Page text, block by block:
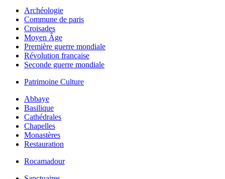
Archéologie
Commune de paris
Croisades
Moyen Âge
Première guerre mondiale
Révolution française
Seconde guerre mondiale
Patrimoine Culture
Abbaye
Basilique
Cathédrales
Chapelles
Monastères
Restauration
Rocamadour